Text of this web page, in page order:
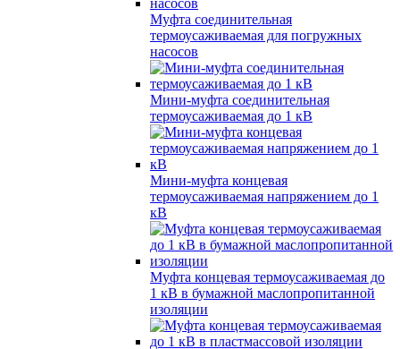
Муфта соединительная
термоусаживаемая для погружных
насосов
Мини-муфта соединительная
термоусаживаемая до 1 кВ
Мини-муфта концевая
термоусаживаемая напряжением до 1
кВ
Муфта концевая термоусаживаемая до
1 кВ в бумажной маслопропитанной
изоляции